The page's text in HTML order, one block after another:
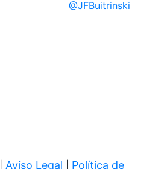
@JFBuitrinski
Aviso Legal Política de